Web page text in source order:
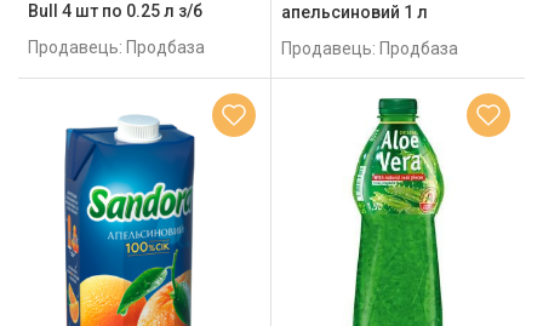
Bull 4 шт по 0.25 л з/б
Продавець: Продбаза
апельсиновий 1 л
Продавець: Продбаза